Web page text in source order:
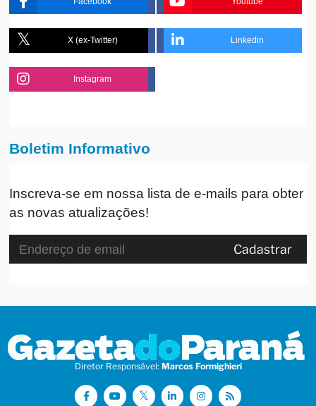
X (ex-Twitter) Linkedin
Instagram
Boletim Informativo
Inscreva-se em nossa lista de e-mails para obter
as novas atualizações!
Cadastrar
Diretor Responsável: Marcos Formighieri